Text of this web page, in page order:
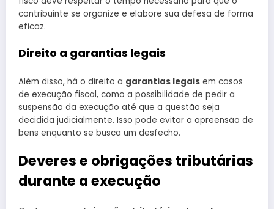
contribuinte se organize e elabore sua defesa de forma
eficaz.
Direito a garantias legais
Além disso, há o direito a garantias legais em casos
de execução fiscal, como a possibilidade de pedir a
suspensão da execução até que a questão seja
decidida judicialmente. Isso pode evitar a apreensão de
bens enquanto se busca um desfecho.
Deveres e obrigações tributárias
durante a execução